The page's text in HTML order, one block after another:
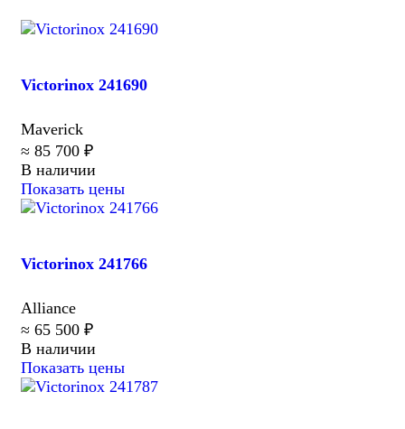
Victorinox 241690
Maverick
≈ 85 700 ₽
В наличии
Показать цены
Victorinox 241766
Alliance
≈ 65 500 ₽
В наличии
Показать цены